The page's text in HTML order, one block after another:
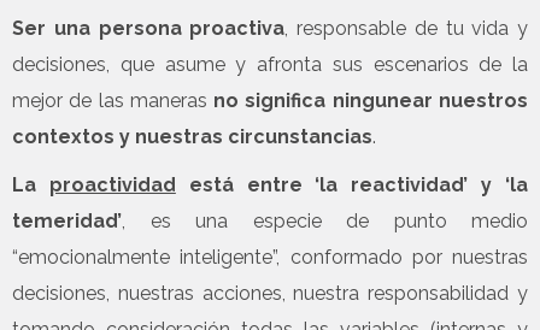
Ser una persona proactiva , responsable de tu vida y
decisiones, que asume y afronta sus escenarios de la
mejor de las maneras no significa ningunear nuestros
contextos y nuestras circunstancias.
La proactividad está entre ‘la reactividad’ y ‘la
temeridad’ , es una especie de punto medio
“emocionalmente inteligente”, conformado por nuestras
decisiones, nuestras acciones, nuestra responsabilidad y